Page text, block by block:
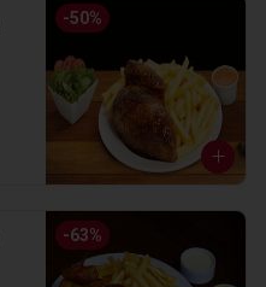
-50%
-63%